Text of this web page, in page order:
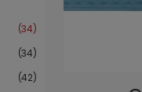
34
34
42